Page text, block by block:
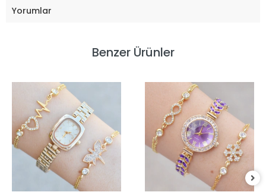
Yorumlar
Benzer Ürünler